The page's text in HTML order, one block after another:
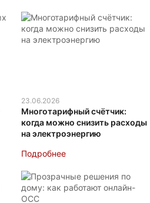
23.06.2026
Многотарифный счётчик:
когда можно снизить расходы
на электроэнергию
Подробнее